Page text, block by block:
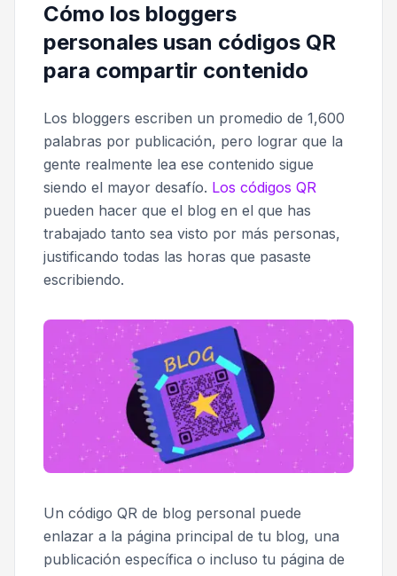
Cómo los bloggers
personales usan códigos QR
para compartir contenido
Los bloggers escriben un promedio de 1,600
palabras por publicación, pero lograr que la
gente realmente lea ese contenido sigue
siendo el mayor desafío. Los códigos QR
pueden hacer que el blog en el que has
trabajado tanto sea visto por más personas,
justificando todas las horas que pasaste
escribiendo.
Un código QR de blog personal puede
enlazar a la página principal de tu blog, una
publicación específica o incluso tu página de